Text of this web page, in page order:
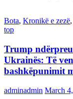
Bota, Kronikë e zezë,
top
Trump
Ukrainës: Të
bashkëpunimit
adminadmin March